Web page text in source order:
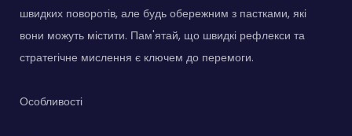
швидких поворотів, але будь обережним з пастками, які
вони можуть містити. Пам'ятай, що швидкі рефлекси та
стратегічне мислення є ключем до перемоги.
Особливості